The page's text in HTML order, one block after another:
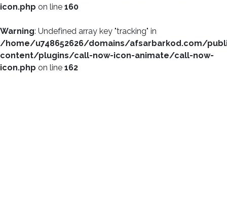
icon.php on line 160
Warning: Undefined array key "tracking" in
/home/u748652626/domains/afsarbarkod.com/
content/plugins/call-now-icon-animate/call-now-
icon.php on line 162